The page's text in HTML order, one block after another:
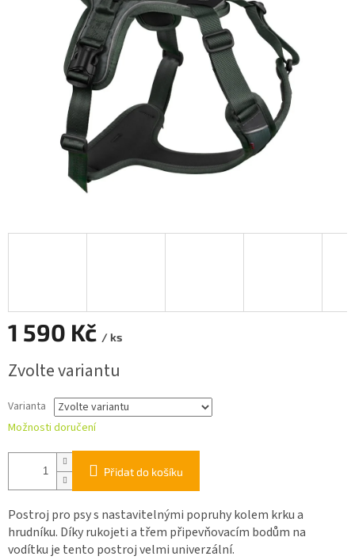
1 590 Kč / ks
cena:
Zvolte variantu
Varianta
Možnosti doručení
Přidat do košíku
Postroj pro psy s nastavitelnými popruhy kolem krku a
hrudníku. Díky rukojeti a třem připevňovacím bodům na
vodítku je tento postroj velmi univerzální.